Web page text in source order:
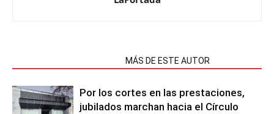
MÁS DE ESTE AUTOR
Por los cortes en las prestaciones,
jubilados marchan hacia el Círculo